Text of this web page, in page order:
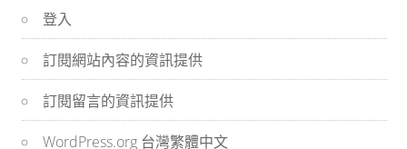
登入
訂閱網站內容的資訊提供
訂閱留言的資訊提供
WordPress.org 台灣繁體中文